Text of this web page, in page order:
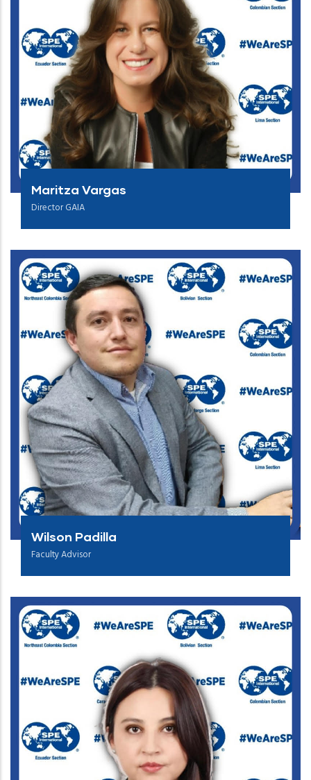
Maritza Vargas
Director GAIA
Wilson Padilla
Faculty Advisor